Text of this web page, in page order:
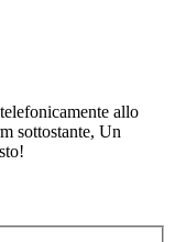
allo
sottostante, Un